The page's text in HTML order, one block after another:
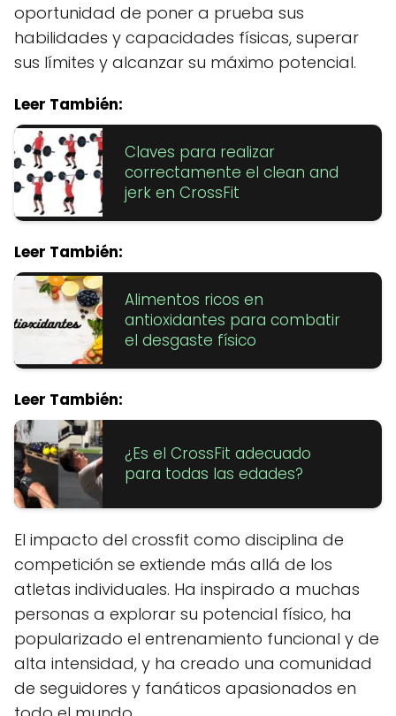
oportunidad de poner a prueba sus
habilidades y capacidades físicas, superar
sus límites y alcanzar su máximo potencial.
Leer También:
Claves para realizar
correctamente el clean and
jerk en CrossFit
Leer También:
Alimentos ricos en
antioxidantes para combatir
el desgaste físico
Leer También:
¿Es el CrossFit adecuado
para todas las edades?
El impacto del crossfit como disciplina de
competición se extiende más allá de los
atletas individuales. Ha inspirado a muchas
personas a explorar su potencial físico, ha
popularizado el entrenamiento funcional y de
alta intensidad, y ha creado una comunidad
de seguidores y fanáticos apasionados en